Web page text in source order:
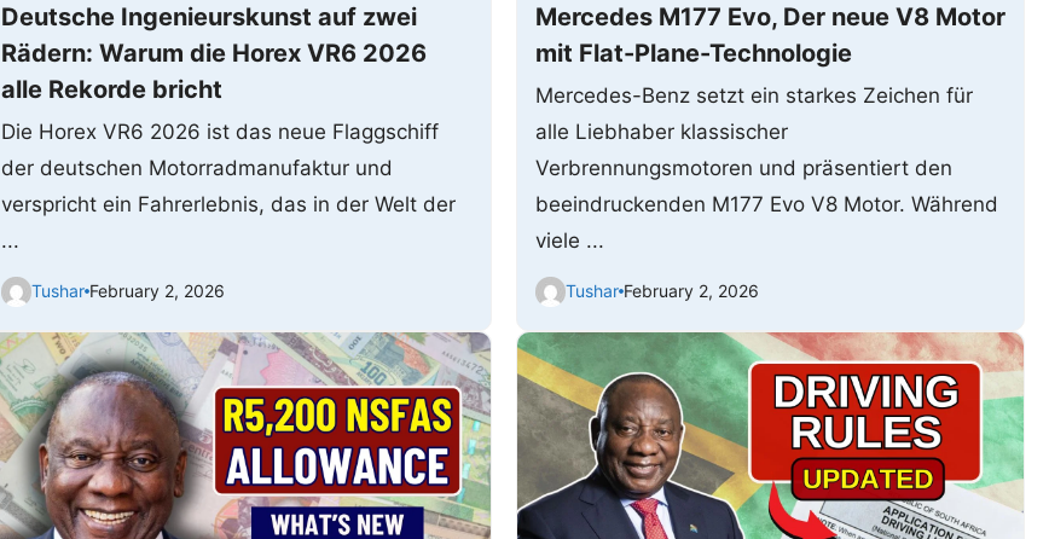
Deutsche Ingenieurskunst auf zwei
Rädern: Warum die Horex VR6 2026
alle Rekorde bricht
Die Horex VR6 2026 ist das neue Flaggschiff
der deutschen Motorradmanufaktur und
verspricht ein Fahrerlebnis, das in der Welt der
...
Tushar February 2, 2026
Mercedes M177 Evo, Der neue V8 Motor
mit Flat-Plane-Technologie
Mercedes-Benz setzt ein starkes Zeichen für
alle Liebhaber klassischer
Verbrennungsmotoren und präsentiert den
beeindruckenden M177 Evo V8 Motor. Während
viele ...
Tushar February 2, 2026